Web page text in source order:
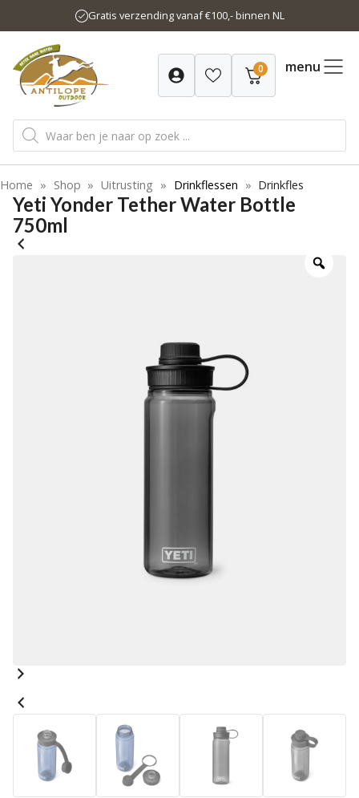
naar
inhoud
Gratis verzending vanaf €100,- binnen NL
0 menu
Producten
zoeken
Home » Shop » Uitrusting » Drinkflessen » Drinkfles
Yeti Yonder Tether Water Bottle
750ml